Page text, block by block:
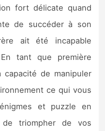
fort délicate quand
de succéder à son
ait été incapable
tant que première
capacité de manipuler
ce qui vous
et puzzle en
triompher de vos